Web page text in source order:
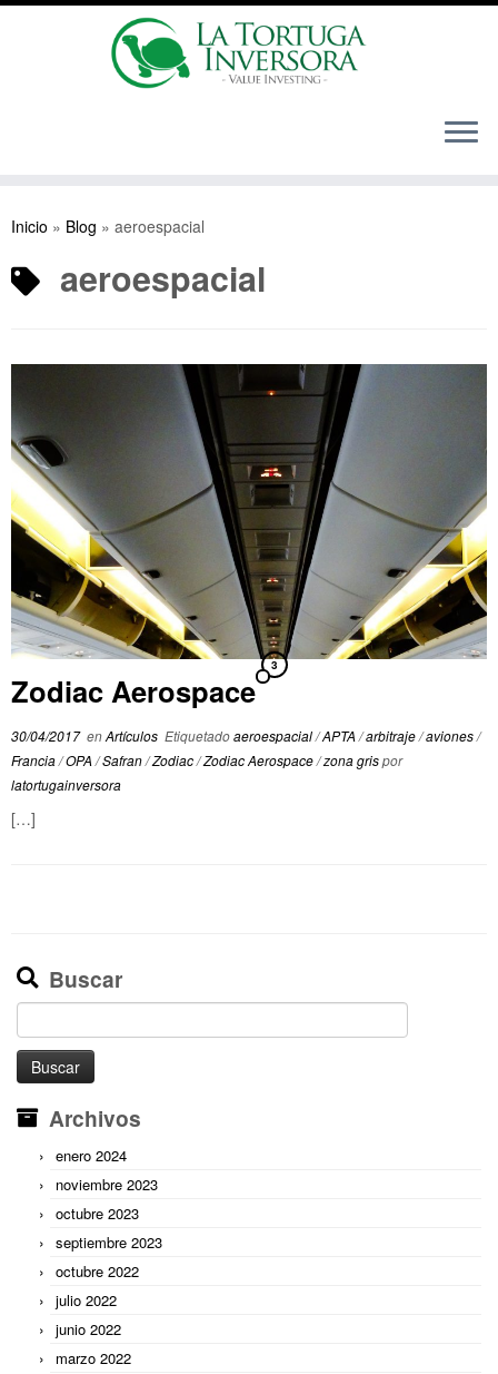
Inicio » Blog » aeroespacial
aeroespacial
Zodiac Aerospace
3
30/04/2017enArtículos Etiquetadoaeroespacial/APTA /arbitraje/aviones/
Francia/OPA /Safran/Zodiac/Zodiac Aerospace/zona grispor
latortugainversora
[…]
Buscar
Buscar:
Archivos
enero 2024
noviembre 2023
octubre 2023
septiembre 2023
octubre 2022
julio 2022
junio 2022
marzo 2022